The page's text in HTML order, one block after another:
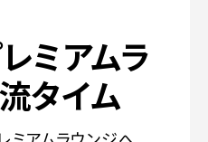
ミアムラ
タイム